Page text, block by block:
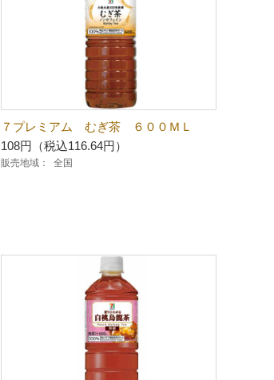
７プレミアム むぎ茶 ６００ＭＬ
108円（税込116.64円）
販売地域： 全国